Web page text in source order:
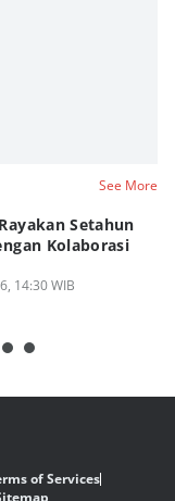
See More
Setahun
Kolaborasi
14:30 WIB
of Services